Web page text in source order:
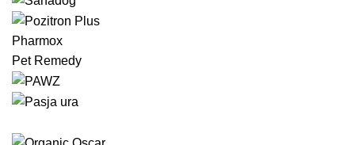
Pharmox
Pet Remedy
Eko Brlog | Okolju prijazna trgovina za kosmatince.